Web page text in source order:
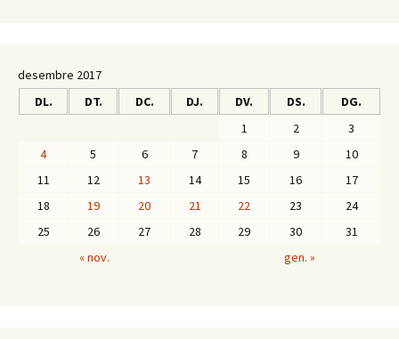
desembre 2017
DL.
DT. DC. DJ. DV. DS. DG.
« nov. gen. »
1 2
3
4
5 6 7 8 9
10
11
12 13 14 15 16
17
18
19 20 21 22 23
24
25
26 27 28 29 30 31